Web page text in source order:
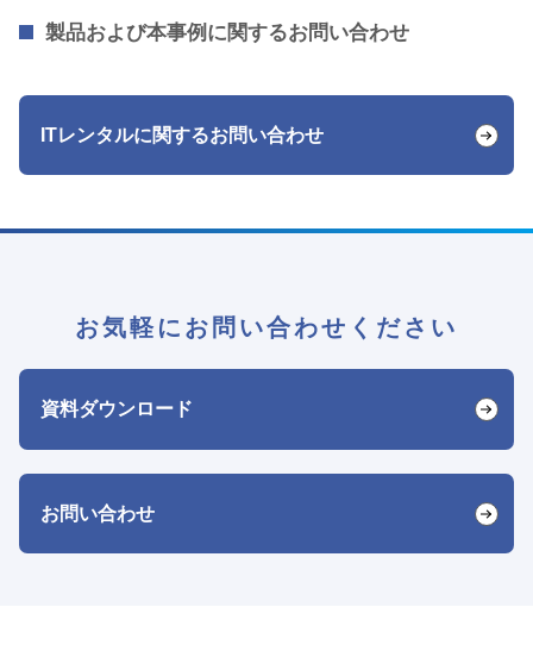
製品および本事例に関するお問い合わせ
ITレンタルに関するお問い合わせ
お気軽にお問い合わせください
資料ダウンロード
お問い合わせ